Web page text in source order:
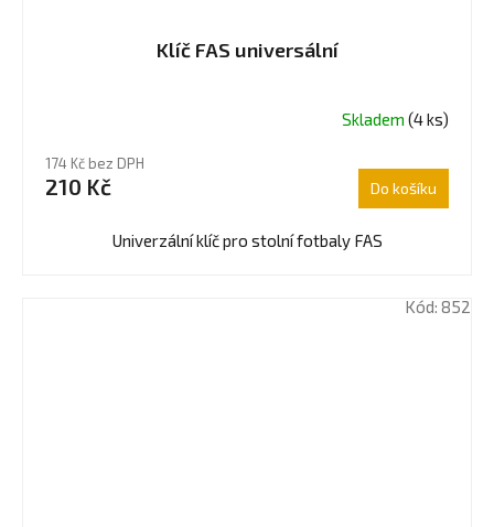
Klíč FAS universální
produktu
je
Skladem(4 ks)
174 Kč bez DPH
210 Kč Do košíku
Univerzální klíč pro stolní fotbaly FAS
Kód: 852